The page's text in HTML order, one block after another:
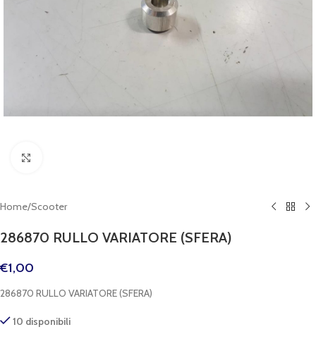
Home/Scooter
286870 RULLO VARIATORE (SFERA)
€1,00
286870 RULLO VARIATORE (SFERA)
10 disponibili